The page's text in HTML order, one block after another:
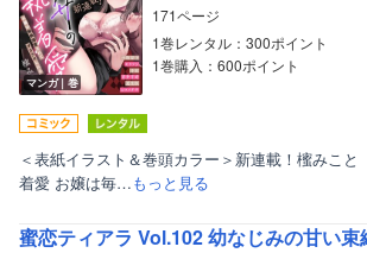
マンガ｜巻
171ページ
1巻レンタル：300ポイント
1巻購入：600ポイント
＜表紙イラスト＆巻頭カラー＞新連載！櫁みこと
着愛 お嬢は毎…もっと見る
蜜恋ティアラ Vol.102 幼なじみの甘い束
ボーイズラブ
ティーンズラブ
美女・美少女
女性写真集